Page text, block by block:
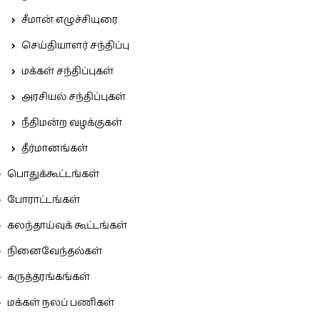
சீமான் எழுச்சியுரை
செய்தியாளர் சந்திப்பு
மக்கள் சந்திப்புகள்
அரசியல் சந்திப்புகள்
நீதிமன்ற வழக்குகள்
தீர்மானங்கள்
பொதுக்கூட்டங்கள்
போராட்டங்கள்
கலந்தாய்வுக் கூட்டங்கள்
நினைவேந்தல்கள்
கருத்தரங்கங்கள்
மக்கள் நலப் பணிகள்